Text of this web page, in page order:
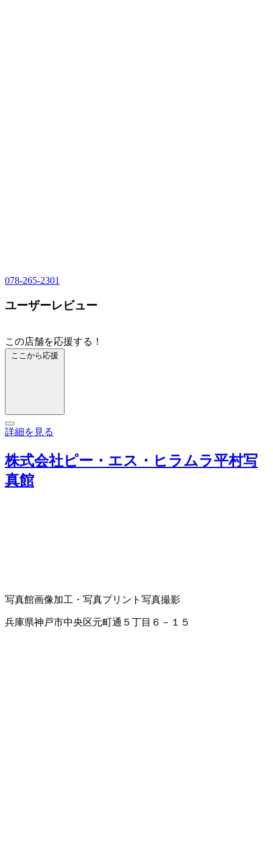
078-265-2301
ユーザーレビュー
この店舗を応援する！
ここから応援
詳細を見る
株式会社ピー・エス・ヒラムラ平村写
真館
写真館画像加工・写真プリント 写真撮影
兵庫県神戸市中央区元町通５丁目６－１５